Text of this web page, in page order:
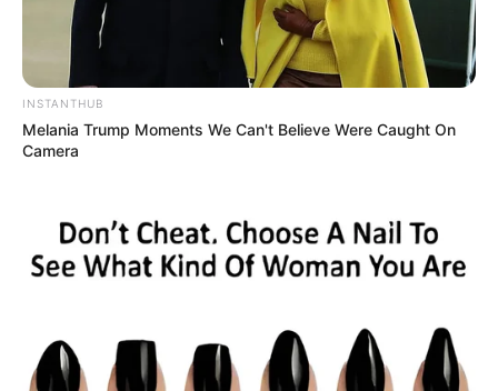
Wanita Perindu Surga
(ANTV | 2017), sebagai Yudi
Anak Masjid
(SCTV | 2017), sebagai Alfa
Pandu(ANTV | 2016—2017), sebagai Pandu/Rio
Super Puber(SCTV | 2016), sebagai Papang
Aku Gak Takut (MNCTV | 2015), sebagai Dimas
Entong Santri Cilik(MCNTV | 2015), sebagai Wowo
Gajah Mada(MNCTV | 2013), sebagai Kebo Ireng
Si Alif (MNCTV | 2012—2013), sebagai Aray
INSTANTHUB
Melania Trump Moments We Can't Believe Were Caught On
Camera